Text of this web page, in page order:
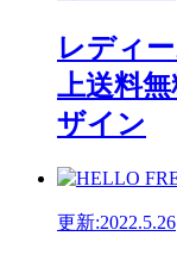
レディ
上送料
ザイン
更新:2022.5.26